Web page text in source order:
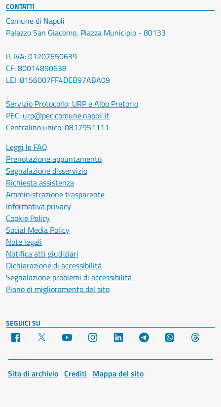
CONTATTI
Comune di Napoli
Palazzo San Giacomo, Piazza Municipio - 80133
P. IVA: 01207650639
CF: 80014890638
LEI: 8156007FF4DEB97ABA09
Servizio Protocollo, URP e Albo Pretorio
PEC: urp@pec.comune.napoli.it
Centralino unico:0817951111
Leggi le FAQ
Prenotazione appuntamento
Segnalazione disservizio
Richiesta assistenza
Amministrazione trasparente
Informativa privacy
Cookie Policy
Social Media Policy
Note legali
Notifica atti giudiziari
Dichiarazione di accessibilità
Segnalazione problemi di accessibilità
Piano di miglioramento del sito
SEGUICI SU
Facebook YouTube Instagram LinkedIn Telegram WhatsApp
Sito di archivio Crediti Mappa del sito